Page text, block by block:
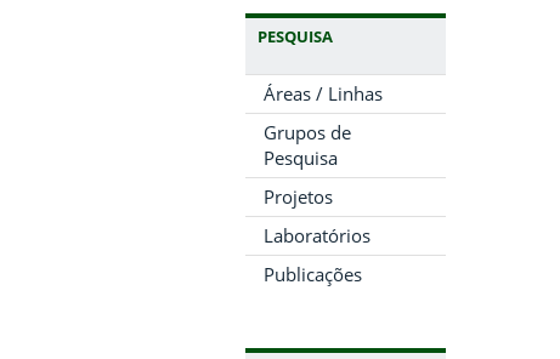
PESQUISA
Áreas / Linhas
Grupos de
Pesquisa
Projetos
Laboratórios
Publicações